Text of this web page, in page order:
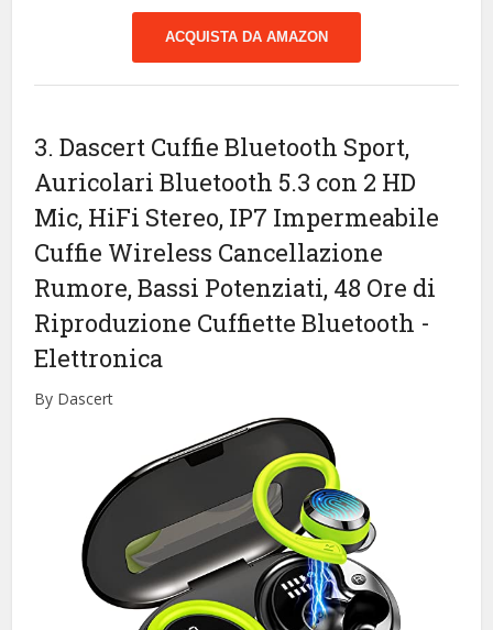
ACQUISTA DA AMAZON
3. Dascert Cuffie Bluetooth Sport,
Auricolari Bluetooth 5.3 con 2 HD
Mic, HiFi Stereo, IP7 Impermeabile
Cuffie Wireless Cancellazione
Rumore, Bassi Potenziati, 48 Ore di
Riproduzione Cuffiette Bluetooth -
Elettronica
By Dascert